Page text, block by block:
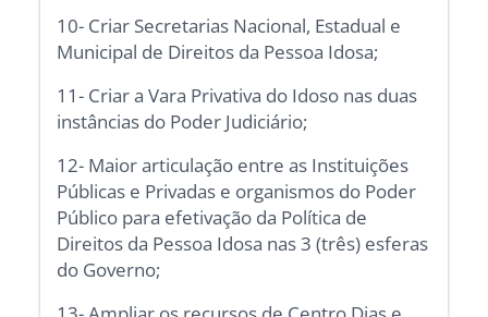
10- Criar Secretarias Nacional, Estadual e
Municipal de Direitos da Pessoa Idosa;
11- Criar a Vara Privativa do Idoso nas duas
instâncias do Poder Judiciário;
12- Maior articulação entre as Instituições
Públicas e Privadas e organismos do Poder
Público para efetivação da Política de
Direitos da Pessoa Idosa nas 3 (três) esferas
do Governo;